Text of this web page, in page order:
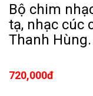
Bộ chim
tạ, nhạc cúc
Thanh
720,000đ